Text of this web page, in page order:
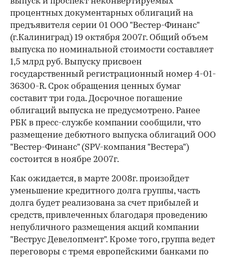
процентных документарных облигаций на
предъявителя серии 01 ООО "Вестер-Финанс"
(г.Калиниград) 19 октября 2007г. Общий объем
выпуска по номинальной стоимости составляет
1,5 млрд руб. Выпуску присвоен
государственный регистрационный номер 4-01-
36300-R. Срок обращения ценных бумаг
составит три года. Досрочное погашение
облигаций выпуска не предусмотрено. Ранее
РБК в пресс-службе компании сообщили, что
размещение дебютного выпуска облигаций ООО
"Вестер-Финанс" (SPV-компания "Вестера")
состоится в ноябре 2007г.
Как ожидается, в марте 2008г. произойдет
уменьшение кредитного долга группы, часть
долга будет реализована за счет прибылей и
средств, привлеченных благодаря проведению
непубличного размещения акций компании
"Веструс Девелопмент". Кроме того, группа ведет
переговоры с тремя европейскими банками по